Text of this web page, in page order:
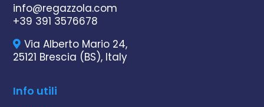
info@regazzola.com
+39 391 3576678
Via Alberto Mario 24,
25121 Brescia (BS), Italy
Info utili